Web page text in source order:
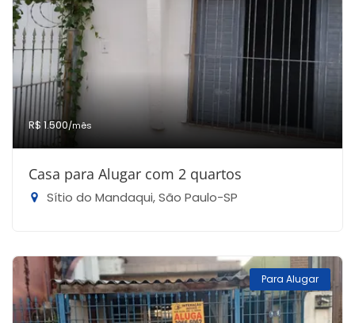
R$ 1.500/mês
Casa para Alugar com 2 quartos
Sítio do Mandaqui, São Paulo-SP
Para Alugar